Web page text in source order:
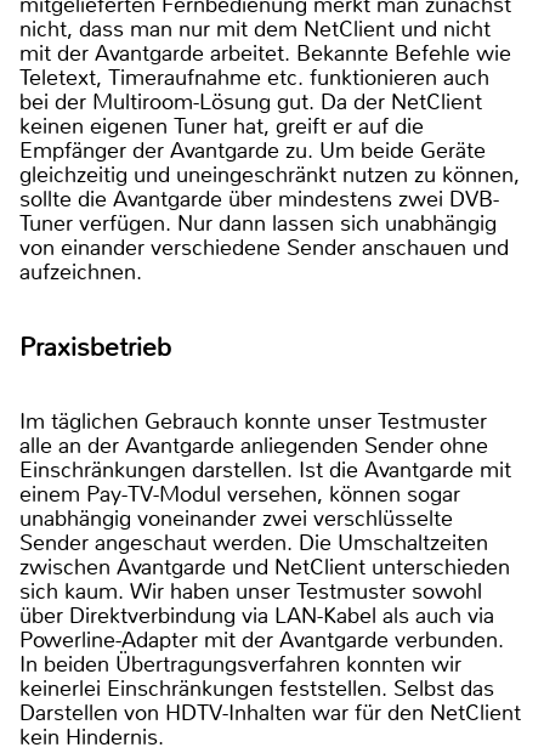
nicht, dass man nur mit dem NetClient und nicht
mit der Avantgarde arbeitet. Bekannte Befehle wie
Teletext, Timeraufnahme etc. funktionieren auch
bei der Multiroom-Lösung gut. Da der NetClient
keinen eigenen Tuner hat, greift er auf die
Empfänger der Avantgarde zu. Um beide Geräte
gleichzeitig und uneingeschränkt nutzen zu können,
sollte die Avantgarde über mindestens zwei DVB-
Tuner verfügen. Nur dann lassen sich unabhängig
von einander verschiedene Sender anschauen und
aufzeichnen.
Praxisbetrieb
Im täglichen Gebrauch konnte unser Testmuster
alle an der Avantgarde anliegenden Sender ohne
Einschränkungen darstellen. Ist die Avantgarde mit
einem Pay-TV-Modul versehen, können sogar
unabhängig voneinander zwei verschlüsselte
Sender angeschaut werden. Die Umschaltzeiten
zwischen Avantgarde und NetClient unterschieden
sich kaum. Wir haben unser Testmuster sowohl
über Direktverbindung via LAN-Kabel als auch via
Powerline-Adapter mit der Avantgarde verbunden.
In beiden Übertragungsverfahren konnten wir
keinerlei Einschränkungen feststellen. Selbst das
Darstellen von HDTV-Inhalten war für den NetClient
kein Hindernis.